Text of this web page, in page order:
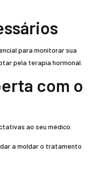
para monitorar sua
pela terapia hormonal.
com o
ao seu médico.
a moldar o tratamento